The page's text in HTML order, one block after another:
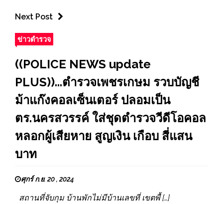
Next Post
ข่าวตำรวจ
((POLICE NEWS update
PLUS))...ตำรวจเพชรเกษม รวบบัญชี
ม้าแก๊งคอลเซ็นเตอร์ ปลอมเป็น
ตร.นครสวรรค์ ใส่ชุดตำรวจวีดีโอคอล
หลอกผู้เสียหาย สูญเงิน เกือบ สี่แสน
บาท
ศุกร์ ก.ย. 20 , 2024
สถานที่จับกุม บ้านพักไม่มีบ้านเลขที่ เขตพื้ […]